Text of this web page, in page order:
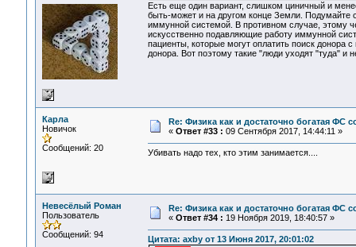
Есть еще один вариант, слишком циничный и
быть-может и на другом конце Земли. Подумайте
иммунной системой. В противном случае, этому
искусственно подавляющие работу иммунной
пациенты, которые могут оплатить поиск донора
донора. Вот поэтому такие "люди уходят "туда" и
Карла
Новичок
Сообщений: 20
Re: Физика как и достаточно богатая ФС
« Ответ #33 : 09 Сентября 2017, 14:44:11 »
Убивать надо тех, кто этим занимается....
Невесёлый Роман
Пользователь
Сообщений: 94
Re: Физика как и достаточно богатая ФС
« Ответ #34 : 19 Ноября 2019, 18:40:57 »
Цитата: axby от 13 Июня 2017, 20:01:02